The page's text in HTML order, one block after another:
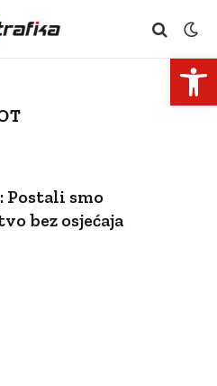
Postali smo
bez osjećaja